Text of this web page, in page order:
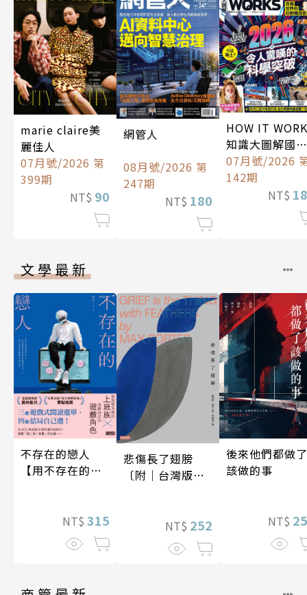
marie claire美
麗佳人
07月號/2026 第
399期
NT$ 90
網管人
08月號/2026 第
247期
NT$ 180
HOW IT
知識大圖解國際
中文版
07月號/2026
142期
NT$
文學最新
不存在的戀人
【用不存在的
NT$ 315
悲傷長了翅膀
〔附｜台灣版獨
NT$ 252
後來他們都做了
該做的事
NT$